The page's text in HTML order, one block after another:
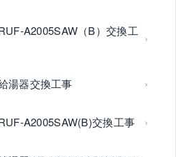
A2005SAW（B）交換工
湯器交換工事
A2005SAW(B)交換工事